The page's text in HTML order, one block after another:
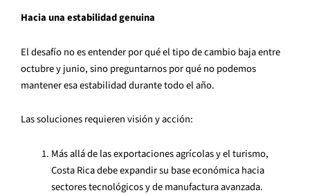
Hacia una estabilidad genuina
El desafío no es entender por qué el tipo de cambio baja entre
octubre y junio, sino preguntarnos por qué no podemos
mantener esa estabilidad durante todo el año.
Las soluciones requieren visión y acción:
Más allá de las exportaciones agrícolas y el turismo,
Costa Rica debe expandir su base económica hacia
sectores tecnológicos y de manufactura avanzada.